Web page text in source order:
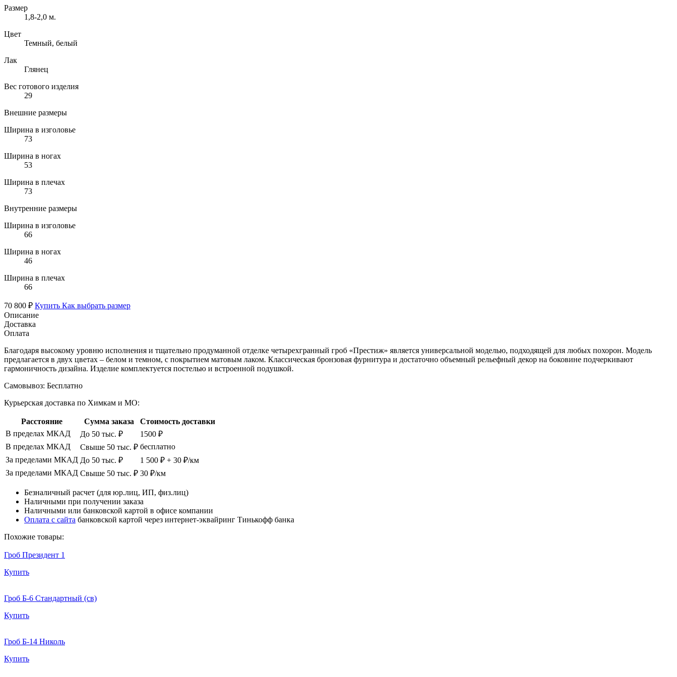
Размер
1,8-2,0 м.
Цвет
Темный, белый
Лак
Глянец
Вес готового изделия
29
Внешние размеры
Ширина в изголовье
73
Ширина в ногах
53
Ширина в плечах
73
Внутренние размеры
Ширина в изголовье
66
Ширина в ногах
46
Ширина в плечах
66
70 800 ₽ Купить Как выбрать размер
Описание
Доставка
Оплата
Благодаря высокому уровню исполнения и тщательно продуманной отделке четырехгранный гроб «Престиж» является универсальной моделью, подходящей для любых похорон. Модель
предлагается в двух цветах – белом и темном, с покрытием матовым лаком. Классическая бронзовая фурнитура и достаточно объемный рельефный декор на боковине подчеркивают
гармоничность дизайна. Изделие комплектуется постелью и встроенной подушкой.
Самовывоз: Бесплатно
Курьерская доставка по Химкам и МО:
Расстояние Сумма заказа
Стоимость доставки
В пределах МКАД
До 50 тыс. ₽
1500 ₽
В пределах МКАД
Свыше 50 тыс. ₽ бесплатно
За пределами МКАД До 50 тыс. ₽
1 500 ₽ + 30 ₽/км
За пределами МКАД Свыше 50 тыс. ₽ 30 ₽/км
Безналичный расчет (для юр.лиц, ИП, физ.лиц)
Наличными при получении заказа
Наличными или банковской картой в офисе компании
Оплата с сайта банковской картой через интернет-эквайринг Тинькофф банка
Похожие товары:
Гроб Президент 1
Купить
Гроб Б-6 Стандартный (св)
Купить
Гроб Б-14 Николь
Купить